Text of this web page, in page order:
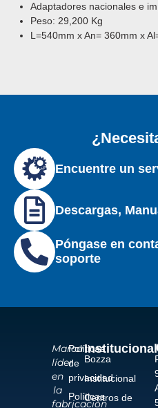
Adaptadores nacionales e
Peso: 29,200 Kg
L=540mm x An= 360mm x
Encuentre un
Descargas,
Póngase en
soporte
Marca
líder
en
la
fabricación
Políticas
de
privacidad
Políticas
Institucional
Bozza
Institucional
Centros de